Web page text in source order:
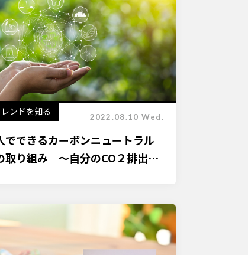
レンドを知る 2022.08.10 Wed.
でできるカーボンニュートラル
取り組み ～自分のCO２排出量